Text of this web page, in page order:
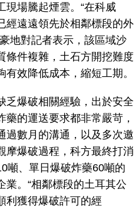
現場騰起煙雲。“在科威
經遠遠領先於相鄰標段的外
地對記者表示，該區域沙
條件複雜，土石方開挖難度
效降低成本，縮短工期。
爆破相關經驗，出於安全
的運送要求都非常嚴苛，
過數月的溝通，以及多次邀
摩爆破過程，科方最終打消
噸、單日爆破炸藥60噸的
業。“相鄰標段的土耳其公
利獲得爆破許可的經